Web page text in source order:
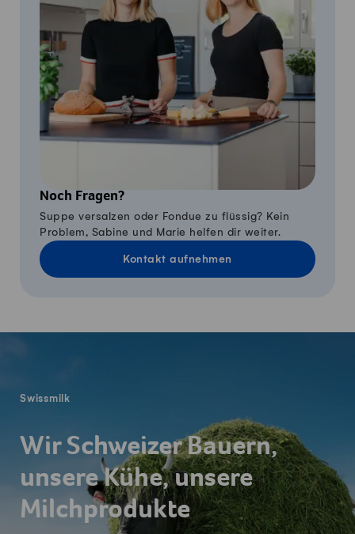
Noch Fragen?
Suppe versalzen oder Fondue zu flüssig? Kein
Problem, Sabine und Marie helfen dir weiter.
Kontakt aufnehmen
Swissmilk
Wir Schweizer Bauern,
unsere Kühe, unsere
Milchprodukte